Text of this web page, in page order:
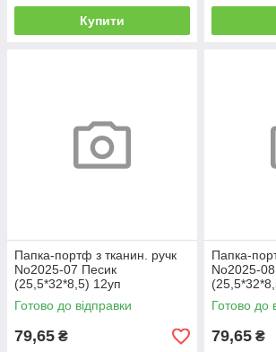
Купити
Папка-портф з тканин. ручк
No2025-07 Песик
(25,5*32*8,5) 12уп
Готово до відправки
79,65 ₴
Папка-
No2025-
Готово до
79,65 ₴